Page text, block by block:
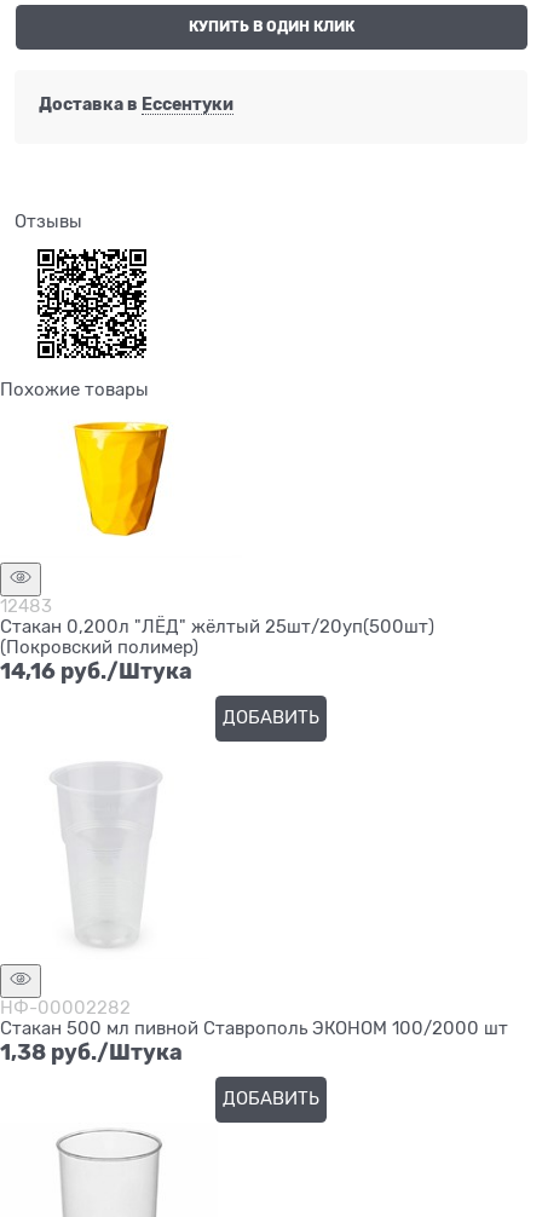
КУПИТЬ В ОДИН КЛИК
Доставка в Ессентуки
Отзывы
Похожие товары
12483
Стакан 0,200л "ЛЁД" жёлтый 25шт/20уп(500шт)
(Покровский полимер)
14,16 руб./Штука
ДОБАВИТЬ
НФ-00002282
Стакан 500 мл пивной Ставрополь ЭКОНОМ 100/2000 шт
1,38 руб./Штука
ДОБАВИТЬ